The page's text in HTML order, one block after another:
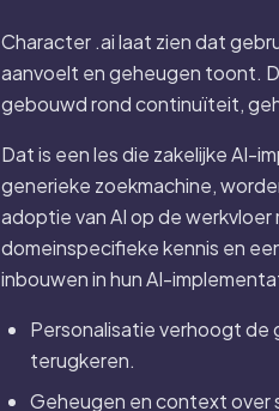
Character .ai laat zien dat
aanvoelt en geheugen toont.
gebouwd rond continuïteit,
Dat is een les die zakelijke AI-
generieke zoekmachine,
adoptie van AI op de
domeinspecifieke kennis en
inbouwen in hun AI-
Personalisatie verhoogt de
terugkeren.
Geheugen en context over